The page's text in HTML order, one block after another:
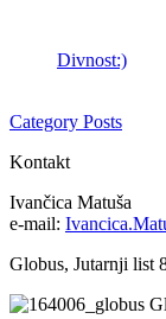
Divnost:)
Category Posts
Kontakt
Ivančica Matuša
e-mail:
Globus, Jutarnji list